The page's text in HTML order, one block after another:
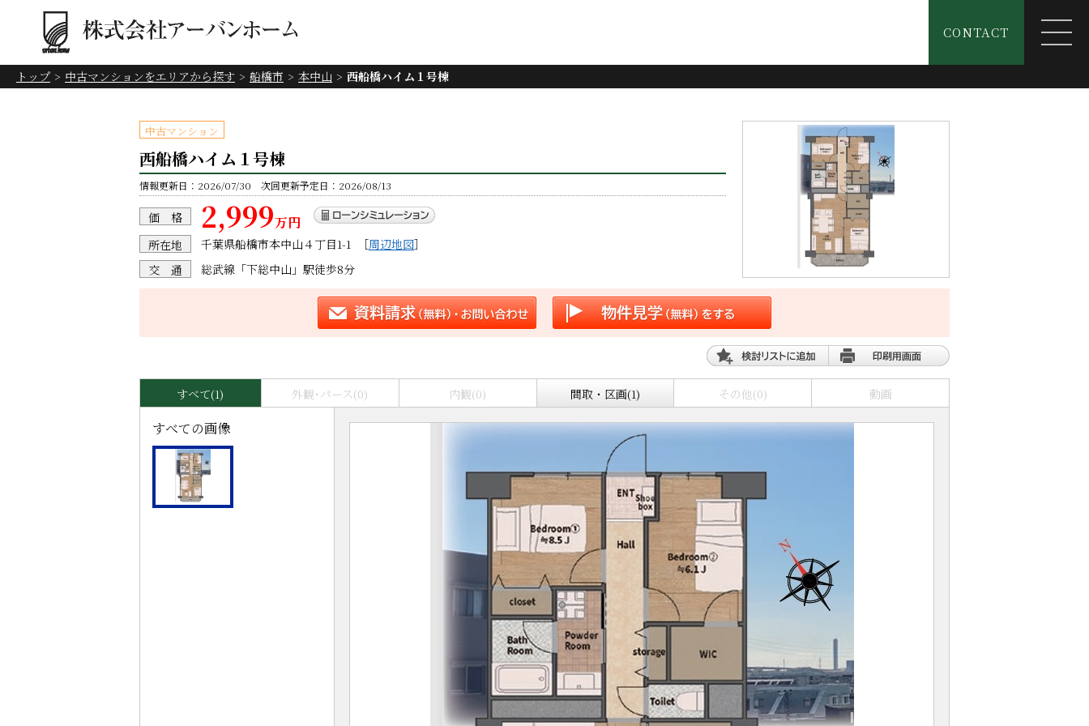
CONTACT
トップ 中古マンションをエリアから探す 船橋市 本中山 西船橋ハイム１号棟
中古マンション
西船橋ハイム１号棟
情報更新日：2026/07/30 次回更新予定日：2026/08/13
価 格 2,999万円
所在地 千葉県船橋市本中山４丁目1-1 ［周辺地図］
交 通
総武線「下総中山」駅徒歩8分
すべて(1) 外観･パース(0) 内観(0) 間取・区画(1) その他(0) 動画
すべての画像